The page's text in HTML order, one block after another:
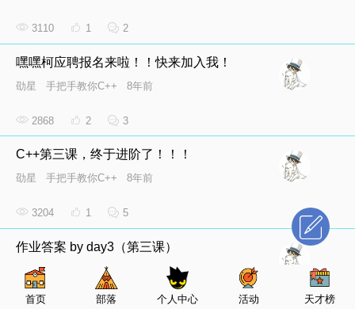
3110 1 2
嘿嘿柯应聘报名来啦！！快来加入我！
劭星 手把手教你C++ 8年前
2868 2 3
C++第三课，终于进阶了！！！
劭星 手把手教你C++ 8年前
3204 1 5
作业答案 by day3（第三课）
劭星 手把手教你C++
3427
首页 部落 个人中心 活动 天才榜